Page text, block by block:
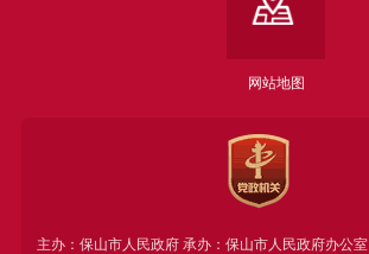
网站地图
主办：保山市人民政府 承办：保山市人民政府办公室